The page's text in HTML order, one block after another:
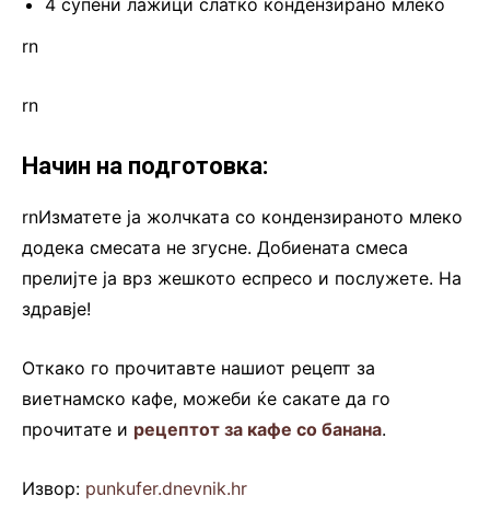
4 супени лажици слатко кондензирано млеко
rn
rn
Начин на подготовка:
rnИзматете ја жолчката со кондензираното млеко
додека смесата не згусне. Добиената смеса
прелијте ја врз жешкото еспресо и послужете. На
здравје!
Откако го прочитавте нашиот рецепт за
виетнамско кафе, можеби ќе сакате да го
прочитате и рецептот за кафе со банана.
Извор: punkufer.dnevnik.hr